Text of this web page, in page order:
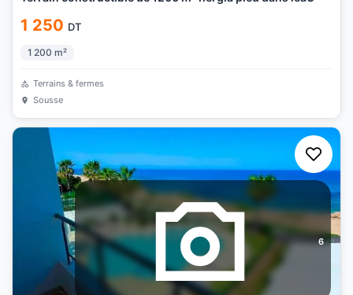
1 250 DT
1 200 m²
Terrains & fermes
Sousse
6